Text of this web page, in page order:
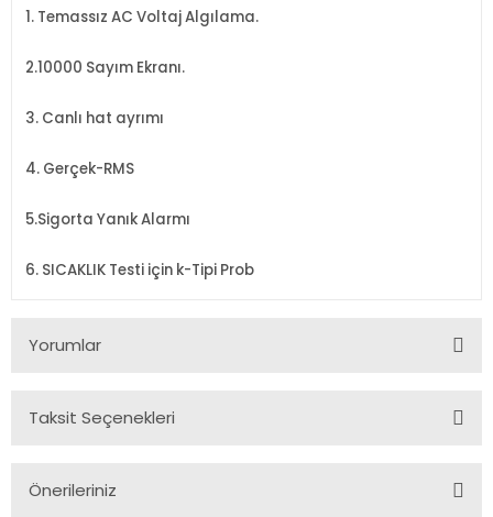
1. Temassız AC Voltaj Algılama.
2.10000 Sayım Ekranı.
3. Canlı hat ayrımı
4. Gerçek-RMS
5.Sigorta Yanık Alarmı
6. SICAKLIK Testi için k-Tipi Prob
Yorumlar
Taksit Seçenekleri
Önerileriniz